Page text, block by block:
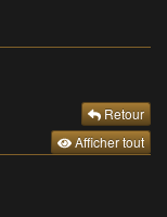
Retour
Afficher tout